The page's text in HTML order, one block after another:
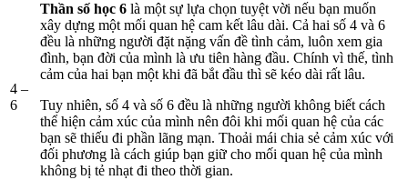
4 –
6
Thần số học 6 là một sự lựa chọn tuyệt vời nếu bạn muốn
xây dựng một mối quan hệ cam kết lâu dài. Cả hai số 4 và 6
đều là những người đặt nặng vấn đề tình cảm, luôn xem gia
đình, bạn đời của mình là ưu tiên hàng đầu. Chính vì thế, tình
cảm của hai bạn một khi đã bắt đầu thì sẽ kéo dài rất lâu.
Tuy nhiên, số 4 và số 6 đều là những người không biết cách
thể hiện cảm xúc của mình nên đôi khi mối quan hệ của các
bạn sẽ thiếu đi phần lãng mạn. Thoải mái chia sẻ cảm xúc với
đối phương là cách giúp bạn giữ cho mối quan hệ của mình
không bị tẻ nhạt đi theo thời gian.